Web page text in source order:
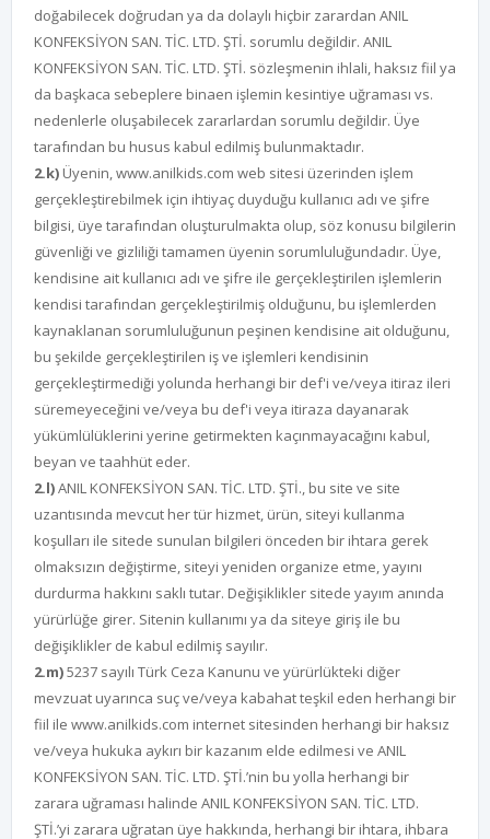
doğabilecek doğrudan ya da dolaylı hiçbir zarardan ANIL
KONFEKSİYON SAN. TİC. LTD. ŞTİ. sorumlu değildir. ANIL
KONFEKSİYON SAN. TİC. LTD. ŞTİ. sözleşmenin ihlali, haksız fiil ya
da başkaca sebeplere binaen işlemin kesintiye uğraması vs.
nedenlerle oluşabilecek zararlardan sorumlu değildir. Üye
tarafından bu husus kabul edilmiş bulunmaktadır.
2.k) Üyenin, www.anilkids.com web sitesi üzerinden işlem
gerçekleştirebilmek için ihtiyaç duyduğu kullanıcı adı ve şifre
bilgisi, üye tarafından oluşturulmakta olup, söz konusu bilgilerin
güvenliği ve gizliliği tamamen üyenin sorumluluğundadır. Üye,
kendisine ait kullanıcı adı ve şifre ile gerçekleştirilen işlemlerin
kendisi tarafından gerçekleştirilmiş olduğunu, bu işlemlerden
kaynaklanan sorumluluğunun peşinen kendisine ait olduğunu,
bu şekilde gerçekleştirilen iş ve işlemleri kendisinin
gerçekleştirmediği yolunda herhangi bir def'i ve/veya itiraz ileri
süremeyeceğini ve/veya bu def'i veya itiraza dayanarak
yükümlülüklerini yerine getirmekten kaçınmayacağını kabul,
beyan ve taahhüt eder.
2.l)ANIL KONFEKSİYON SAN. TİC. LTD. ŞTİ., bu site ve site
uzantısında mevcut her tür hizmet, ürün, siteyi kullanma
koşulları ile sitede sunulan bilgileri önceden bir ihtara gerek
olmaksızın değiştirme, siteyi yeniden organize etme, yayını
durdurma hakkını saklı tutar. Değişiklikler sitede yayım anında
yürürlüğe girer. Sitenin kullanımı ya da siteye giriş ile bu
değişiklikler de kabul edilmiş sayılır.
2.m)5237 sayılı Türk Ceza Kanunu ve yürürlükteki diğer
mevzuat uyarınca suç ve/veya kabahat teşkil eden herhangi bir
fiil ile www.anilkids.com internet sitesinden herhangi bir haksız
ve/veya hukuka aykırı bir kazanım elde edilmesi ve ANIL
KONFEKSİYON SAN. TİC. LTD. ŞTİ.’nin bu yolla herhangi bir
zarara uğraması halinde ANIL KONFEKSİYON SAN. TİC. LTD.
ŞTİ.’yi zarara uğratan üye hakkında, herhangi bir ihtara, ihbara